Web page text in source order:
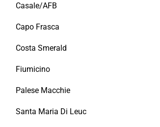
Casale/AFB
Capo Frasca
Costa Smerald
Fiumicino
Palese Macchie
Santa Maria Di Leuc